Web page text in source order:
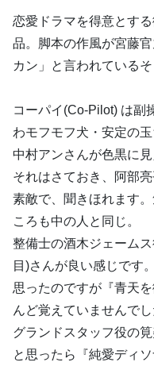
恋愛ドラマを得意とす
品。脚本の作風が宮藤
カン」と言われている
コーパイ(Co-Pilot) は副
わモフモフ犬・安定の
中村アンさんが色黒に見
それはさておき、阿部
素敵で、聞きほれます
ころも中の人と同じ。
整備士の酒木ジェーム
目)さんが良い感じです
思ったのですが『青天
んど覚えていませんでし
グランドスタッフ役の
と思ったら『純愛ディ